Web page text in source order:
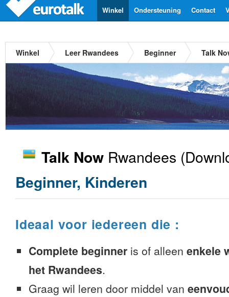
Contact
Ondersteuning
Winkel
Winkel Leer Rwandees Beginner Talk
Talk Now Rwandees
Beginner, Kinderen
Ideaal voor iedereen die :
Complete beginner is of alleen enkele
het Rwandees.
Graag wil leren door middel van